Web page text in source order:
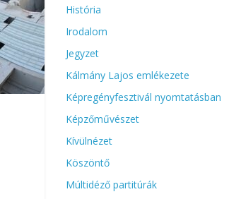
História
Irodalom
Jegyzet
Kálmány Lajos emlékezete
Képregényfesztivál nyomtatásban
Képzőművészet
Kívülnézet
Köszöntő
Múltidéző partitúrák